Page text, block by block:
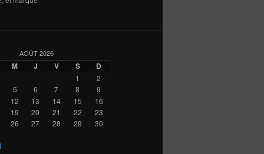
AOÛT 2026
M J V S D
1
2
5 6 7 8
9
12 13 14 15
16
19 20 21 22
23
26 27 28 29
30